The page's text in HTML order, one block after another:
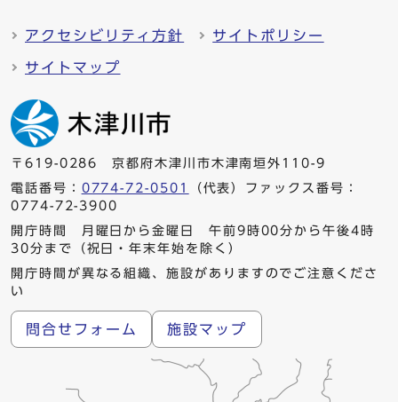
アクセシビリティ方針 サイトポリシー
サイトマップ
〒619-0286 京都府木津川市木津南垣外110-9
電話番号： 0774-72-0501
（代表）ファックス番号：
0774-72-3900
開庁時間 月曜日から金曜日 午前9時00分から午後4時
30分まで（祝日・年末年始を除く）
開庁時間が異なる組織、施設がありますのでご注意くださ
い
問合せフォーム 施設マップ